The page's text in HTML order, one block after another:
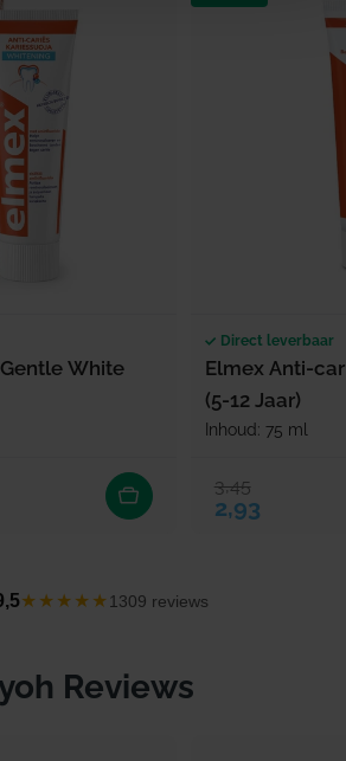
White
Direct leverbaar
Elmex Anti-
(5-12 Jaar)
Inhoud: 75 ml
Verkoopprijs
2,93
Normale prijs
3,45
★★★★★ 1309 reviews
Reviews